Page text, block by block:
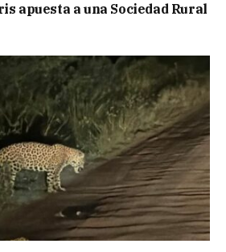
apuesta a una Sociedad Rural